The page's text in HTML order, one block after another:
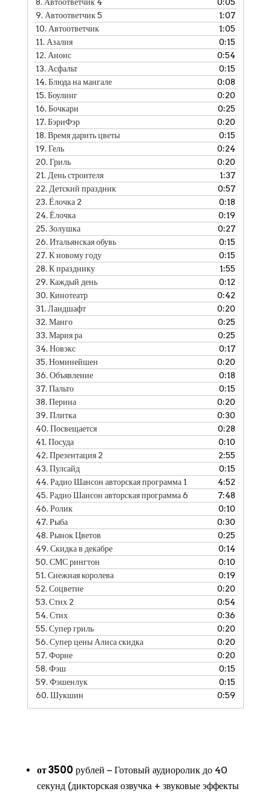
9. Автоответчик 5
1:07
10. Автоответчик
1:05
11. Азалия
0:15
12. Анонс
0:54
13. Асфальт
0:15
14.Блюда на мангале
0:08
15.Боулинг
0:20
16.Бочкари
0:25
17.БэриФэр
0:20
18.Время дарить цветы
0:15
19.Гель
0:24
20.Гриль
0:20
21. День строителя
1:37
22. Детский праздник
0:57
23.Ёлочка 2
0:18
24.Ёлочка
0:19
25.Золушка
0:27
26.Итальянская обувь
0:15
27.К новому году
0:15
28.К празднику
1:55
29.Каждый день
0:12
30.Кинотеатр
0:42
31.Ландшафт
0:20
32.Манго
0:25
33.Мария ра
0:25
34.Новэкс
0:17
35.Номинейшен
0:20
36.Объявление
0:18
37.Пальто
0:15
38.Перина
0:20
39.Плитка
0:30
40.Посвещается
0:28
41.Посуда
0:10
42.Презентация 2
2:55
43.Пулсайд
0:15
44.Радио Шансон авторская программа 1
4:52
45.Радио Шансон авторская программа 6
7:48
46.Ролик
0:10
47.Рыба
0:30
48.Рынок Цветов
0:25
49.Скидка в декабре
0:14
50.СМС рингтон
0:10
51.Снежная королева
0:19
52.Соцветие
0:20
53.Стих 2
0:54
54.Стих
0:36
55.Супер гриль
0:20
56.Супер цены Алиса скидка
0:20
57.Форне
0:20
58.Фэш
0:15
59.Фэшенлук
0:15
60.Шукшин 0:59
от 3500 рублей − Готовый аудиоролик до 40
секунд (дикторская озвучка + звуковые эффекты